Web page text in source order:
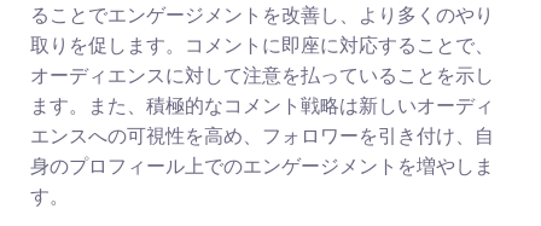
ることでエンゲージメントを改善し、より多くのやり
取りを促します。コメントに即座に対応することで、
オーディエンスに対して注意を払っていることを示し
ます。また、積極的なコメント戦略は新しいオーディ
エンスへの可視性を高め、フォロワーを引き付け、自
身のプロフィール上でのエンゲージメントを増やしま
す。